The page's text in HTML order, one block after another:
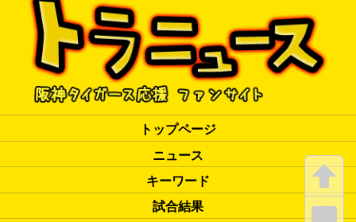
トップページ
ニュース
キーワード
試合結果